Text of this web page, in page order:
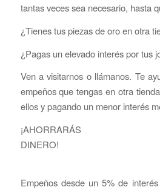
tantas veces sea necesario, hasta
¿Tienes tus piezas de oro en otra
¿Pagas un elevado interés por tus
Ven a visitarnos o llámanos. Te
empeños que tengas en otra
ellos y pagando un menor interés
¡AHORRARÁS
Empeños desde un 5% de